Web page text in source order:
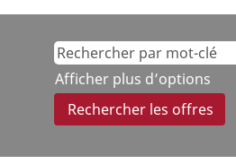
Afficher plus d’options